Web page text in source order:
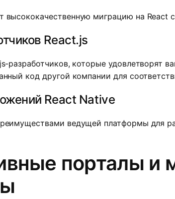
высококачественную миграцию на React
React.js
разработчиков, которые удовлетворят
код другой компании для
React Native
ведущей платформы для
порталы и